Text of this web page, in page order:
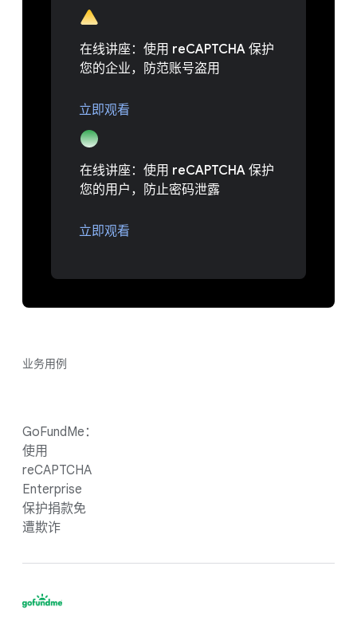
在线讲座：使用 reCAPTCHA 保护
您的企业，防范账号盗用
立即观看
在线讲座：使用 reCAPTCHA 保护
您的用户，防止密码泄露
立即观看
业务用例
GoFundMe：
使用
reCAPTCHA
Enterprise
保护捐款免
遭欺诈